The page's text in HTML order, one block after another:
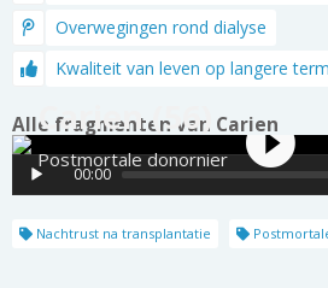
Overwegingen rond dialyse
Kwaliteit van leven op langere
Alle fragmenten van Carien
Carien (56)
Postmortale donornier
00:00
Nachtrust na transplantatie